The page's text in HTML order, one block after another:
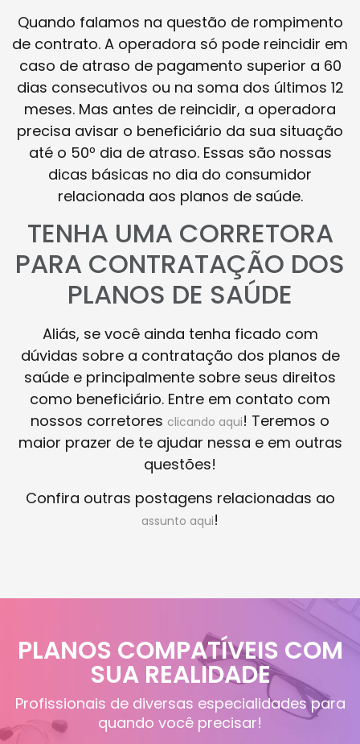
Quando falamos na questão de rompimento
de contrato. A operadora só pode reincidir em
caso de atraso de pagamento superior a 60
dias consecutivos ou na soma dos últimos 12
meses. Mas antes de reincidir, a operadora
precisa avisar o beneficiário da sua situação
até o 50º dia de atraso. Essas são nossas
dicas básicas no dia do consumidor
relacionada aos planos de saúde.
TENHA UMA CORRETORA
PARA CONTRATAÇÃO DOS
PLANOS DE SAÚDE
Aliás, se você ainda tenha ficado com
dúvidas sobre a contratação dos planos de
saúde e principalmente sobre seus direitos
como beneficiário. Entre em contato com
nossos corretores clicando aqui! Teremos o
maior prazer de te ajudar nessa e em outras
questões!
Confira outras postagens relacionadas ao
assunto aqui!
PLANOS COMPATÍVEIS COM
SUA REALIDADE
Profissionais de diversas especialidades para
quando você precisar!